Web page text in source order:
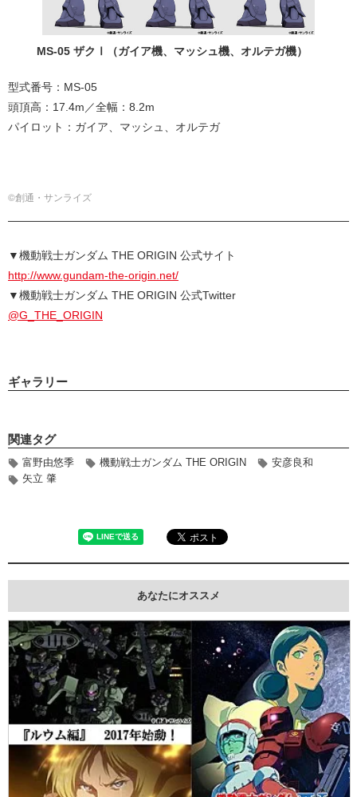
MS-05 ザクⅠ（ガイア機、マッシュ機、オルテガ機）
型式番号：MS-05
頭頂高：17.4m／全幅：8.2m
パイロット：ガイア、マッシュ、オルテガ
©創通・サンライズ
▼機動戦士ガンダム THE ORIGIN 公式サイト
http://www.gundam-the-origin.net/
▼機動戦士ガンダム THE ORIGIN 公式Twitter
@G_THE_ORIGIN
ギャラリー
関連タグ
富野由悠季 機動戦士ガンダム THE ORIGIN
安彦良和
矢立 肇
あなたにオススメ